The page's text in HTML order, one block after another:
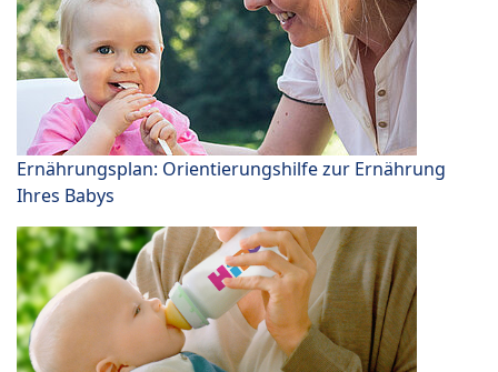
Ernährungsplan: Orientierungshilfe zur Ernährung
Ihres Babys